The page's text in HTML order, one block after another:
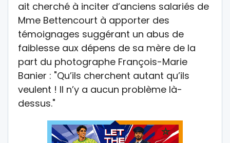
ait cherché à inciter d’anciens salariés de
Mme Bettencourt à apporter des
témoignages suggérant un abus de
faiblesse aux dépens de sa mère de la
part du photographe François-Marie
Banier : "Qu’ils cherchent autant qu’ils
veulent ! Il n’y a aucun problème là-
dessus."